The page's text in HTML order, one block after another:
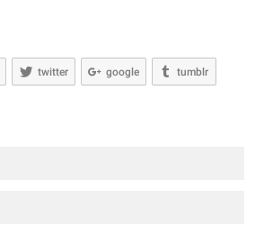
twitter google tumblr